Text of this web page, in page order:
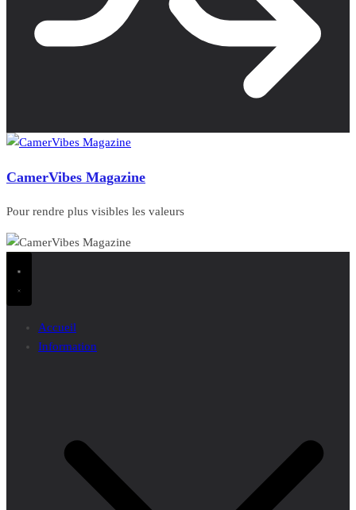
CamerVibes Magazine
Pour rendre plus visibles les valeurs
Accueil
Information